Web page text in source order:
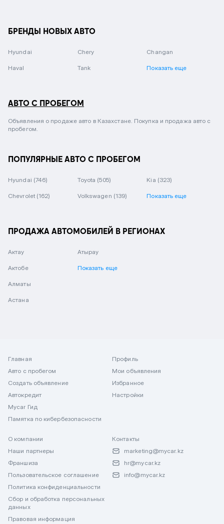
БРЕНДЫ НОВЫХ АВТО
Hyundai Chery Changan
Haval Tank Показать еще
АВТО С ПРОБЕГОМ
Объявления о продаже авто в Казахстане. Покупка и продажа авто с
пробегом.
ПОПУЛЯРНЫЕ АВТО С ПРОБЕГОМ
Hyundai (746) Toyota (505) Kia (323)
Chevrolet (162) Volkswagen (139) Показать еще
ПРОДАЖА АВТОМОБИЛЕЙ В РЕГИОНАХ
Актау
Актобе
Алматы
Астана
Атырау
Показать еще
Главная
Авто с пробегом
Создать объявление
Автокредит
Mycar Гид
Памятка по кибербезопасности
Профиль
Мои объявления
Избранное
Настройки
О компании
Наши партнеры
Франшиза
Пользовательское соглашение
Политика конфиденциальности
Сбор и обработка персональных
данных
Правовая информация
Контакты
marketing@mycar.kz
hr@mycar.kz
info@mycar.kz